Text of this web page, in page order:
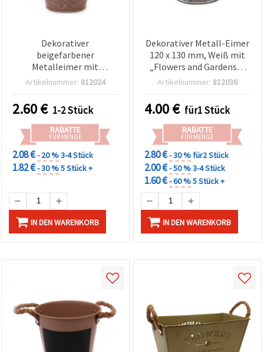
Dekorativer
beigefarbener
Metalleimer mit
geprägtem Herz, 90 x 100
Artikelnummer: 812024
2.60€ 1-2 Stück
RABATTE
FÜR MENGE
2.08 €- 20 %3-4 Stück
1.82 €- 30 %5 Stück +
IN DEN WARENKORB
Dekorativer Metall-Eimer
120 x 130 mm, Weiß mit
„Flowers and Gardens“-
Design
Artikelnummer: 812036
4.00€ für1 Stück
RABATTE
FÜR MENGE
2.80 €- 30 %für2 Stück
2.00 €- 50 %3-4 Stück
1.60 €- 60 %5 Stück +
IN DEN WARENKORB